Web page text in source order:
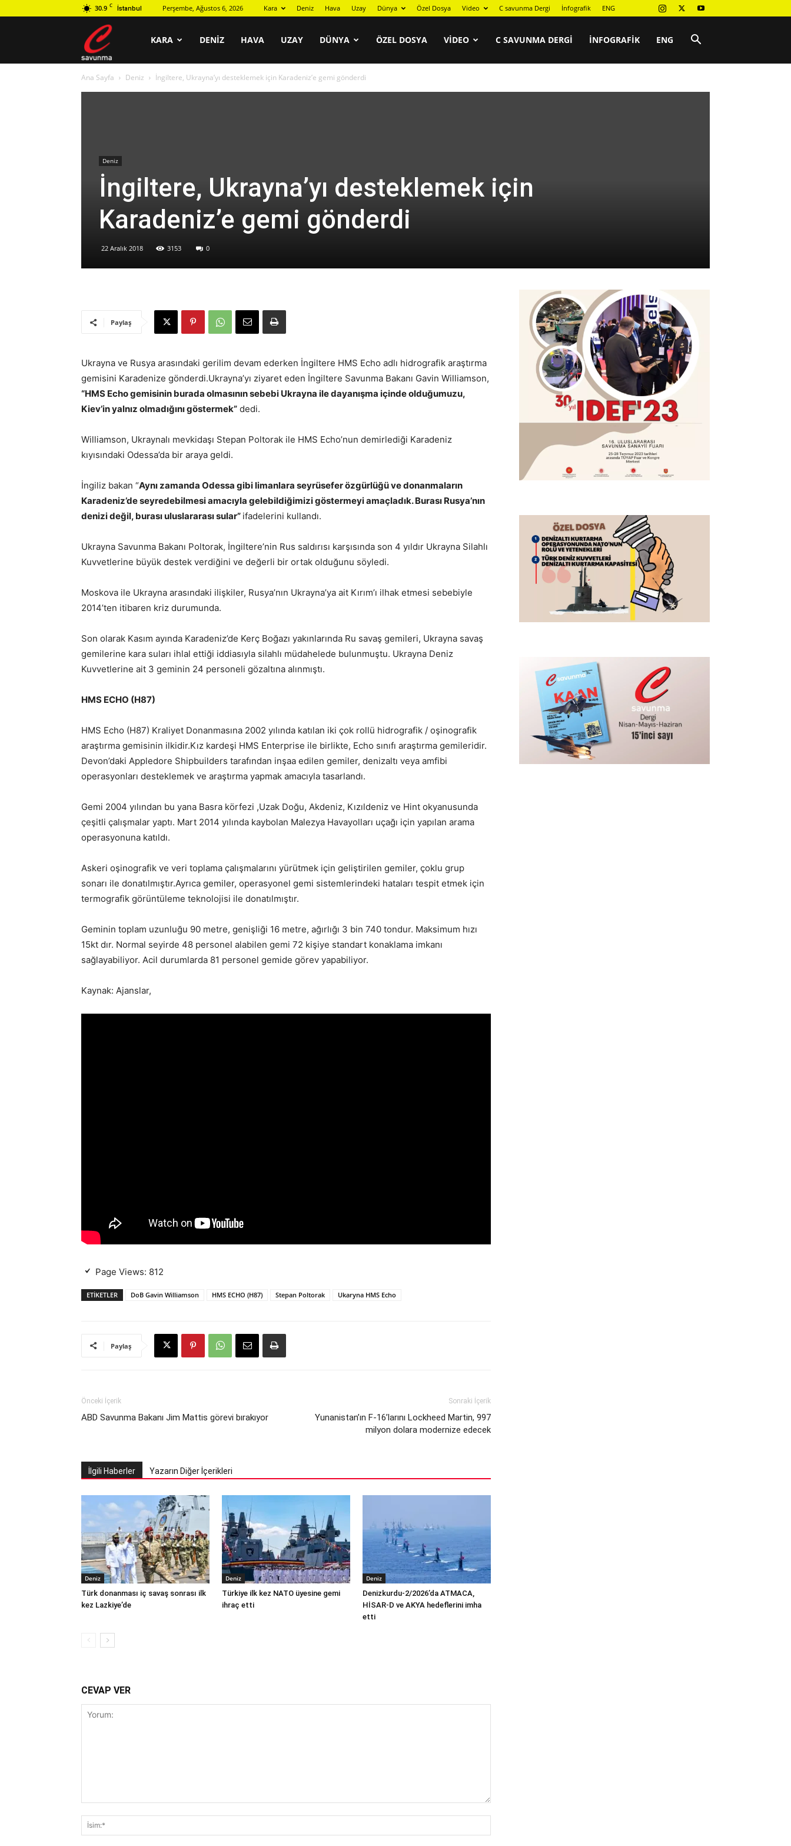
30.9 C İstanbul Perşembe, Ağustos 6, 2026 Kara Deniz Hava Uzay Dünya Özel Dosya Video C savunma Dergi İnfografik ENG
KARA DENIZ HAVA UZAY DÜNYA ÖZEL DOSYA VIDEO C SAVUNMA DERGI İNFOGRAFIK ENG
Ana Sayfa Deniz İngiltere, Ukrayna’yı desteklemek için Karadeniz’e gemi gönderdi
Deniz
İngiltere, Ukrayna’yı desteklemek için
Karadeniz’e gemi gönderdi
22 Aralık 2018 3153 0
Paylaş
Ukrayna ve Rusya arasındaki gerilim devam ederken İngiltere HMS Echo adlı hidrografik araştırma
gemisini Karadenize gönderdi.Ukrayna’yı ziyaret eden İngiltere Savunma Bakanı Gavin Williamson,
“HMS Echo gemisinin burada olmasının sebebi Ukrayna ile dayanışma içinde olduğumuzu,
Kiev’in yalnız olmadığını göstermek” dedi.
Williamson, Ukraynalı mevkidaşı Stepan Poltorak ile HMS Echo’nun demirlediği Karadeniz
kıyısındaki Odessa’da bir araya geldi.
İngiliz bakan “Aynı zamanda Odessa gibi limanlara seyrüsefer özgürlüğü ve donanmaların
Karadeniz’de seyredebilmesi amacıyla gelebildiğimizi göstermeyi amaçladık. Burası Rusya’nın
denizi değil, burası uluslararası sular” ifadelerini kullandı.
Ukrayna Savunma Bakanı Poltorak, İngiltere’nin Rus saldırısı karşısında son 4 yıldır Ukrayna Silahlı
Kuvvetlerine büyük destek verdiğini ve değerli bir ortak olduğunu söyledi.
Moskova ile Ukrayna arasındaki ilişkiler, Rusya’nın Ukrayna’ya ait Kırım’ı ilhak etmesi sebebiyle
2014’ten itibaren kriz durumunda.
Son olarak Kasım ayında Karadeniz’de Kerç Boğazı yakınlarında Ru savaş gemileri, Ukrayna savaş
gemilerine kara suları ihlal ettiği iddiasıyla silahlı müdahelede bulunmuştu. Ukrayna Deniz
Kuvvetlerine ait 3 geminin 24 personeli gözaltına alınmıştı.
HMS ECHO (H87)
HMS Echo (H87) Kraliyet Donanmasına 2002 yılında katılan iki çok rollü hidrografik / oşinografik
araştırma gemisinin ilkidir.Kız kardeşi HMS Enterprise ile birlikte, Echo sınıfı araştırma gemileridir.
Devon’daki Appledore Shipbuilders tarafından inşaa edilen gemiler, denizaltı veya amfibi
operasyonları desteklemek ve araştırma yapmak amacıyla tasarlandı.
Gemi 2004 yılından bu yana Basra körfezi ,Uzak Doğu, Akdeniz, Kızıldeniz ve Hint okyanusunda
çeşitli çalışmalar yaptı. Mart 2014 yılında kaybolan Malezya Havayolları uçağı için yapılan arama
operasyonuna katıldı.
Askeri oşinografik ve veri toplama çalışmalarını yürütmek için geliştirilen gemiler, çoklu grup
sonarı ile donatılmıştır.Ayrıca gemiler, operasyonel gemi sistemlerindeki hataları tespit etmek için
termografik görüntüleme teknolojisi ile donatılmıştır.
Geminin toplam uzunluğu 90 metre, genişliği 16 metre, ağırlığı 3 bin 740 tondur. Maksimum hızı
15kt dır. Normal seyirde 48 personel alabilen gemi 72 kişiye standart konaklama imkanı
sağlayabiliyor. Acil durumlarda 81 personel gemide görev yapabiliyor.
Kaynak: Ajanslar,
Page Views: 812
ETIKETLER DoB Gavin Williamson HMS ECHO (H87) Stepan Poltorak Ukaryna HMS Echo
Paylaş
Önceki İçerik
ABD Savunma Bakanı Jim Mattis görevi bırakıyor
Sonraki İçerik
Yunanistan’ın F-16’larını Lockheed Martin, 997
milyon dolara modernize edecek
İlgili Haberler Yazarın Diğer İçerikleri
Deniz
Türk donanması iç savaş sonrası ilk
kez Lazkiye’de
Deniz
Türkiye ilk kez NATO üyesine gemi
ihraç etti
Deniz
Denizkurdu-2/2026’da ATMACA,
HİSAR-D ve AKYA hedeflerini imha
etti
CEVAP VER